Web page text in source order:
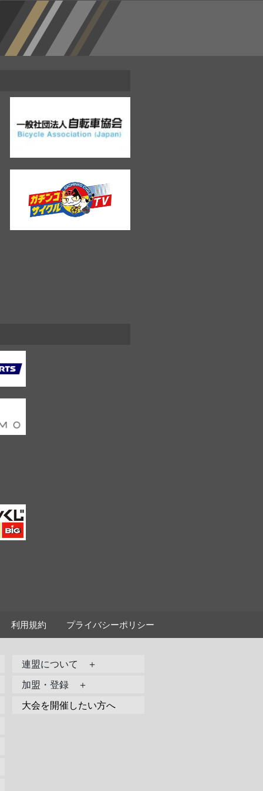
利用規約 プライバシーポリシー
連盟について ＋
加盟・登録 ＋
大会を開催したい方へ